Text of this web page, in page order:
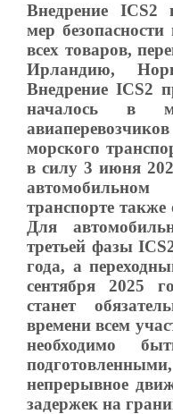
Внедрение ICS2
мер
всех товаров,
Ирландию,
Внедрение ICS2
началось в
морского
в силу 3 июня
транспорте также
Для
третьей фазы
года, а
сентября 2025
станет
времени всем
необходимо
непрерывное
задержек на